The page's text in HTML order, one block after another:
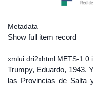
Metadata
Show full item record
xmlui.dri2xhtml.METS-
Trumpy, Eduardo, 1943.
las Provincias de Salta